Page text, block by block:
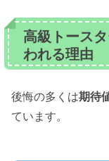
高級トース
われる理由
後悔の多くは期待
ています。